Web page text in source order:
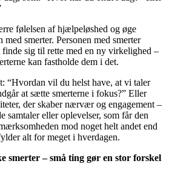
følelsen af hjælpeløshed og øge
med smerter. Personen med smerter
sig til rette med en ny virkelighed –
kan fastholde dem i det.
“Hvordan vil du helst have, at vi taler
at sætte smerterne i fokus?” Eller
der skaber nærvær og engagement –
samtaler eller oplevelser, som får den
mod noget helt andet end
alt for meget i hverdagen.
smerter – små ting gør en stor forskel